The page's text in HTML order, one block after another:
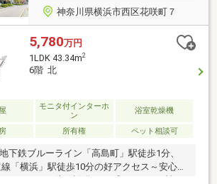
神奈川県横浜市西区花咲町７
5,780万円
1LDK 43.34m2
6階 北
モニタ付インターホ
ン
浴室乾燥機
所有権 ペット相談可
下鉄ブルーライン「高島町」駅徒歩1分、
「横浜」駅徒歩10分の好アクセス～安心の
ポートする防犯設備～・プライバシー性の